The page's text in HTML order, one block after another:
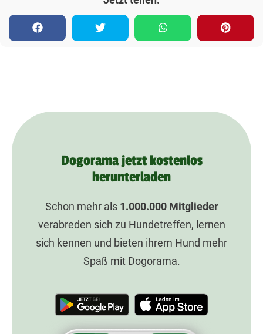
Dogorama jetzt kostenlos
herunterladen
Schon mehr als 1.000.000Mitglieder
verabreden sich zu Hundetreffen, lernen
sich kennen und bieten ihrem Hund mehr
Spaß mit Dogorama.